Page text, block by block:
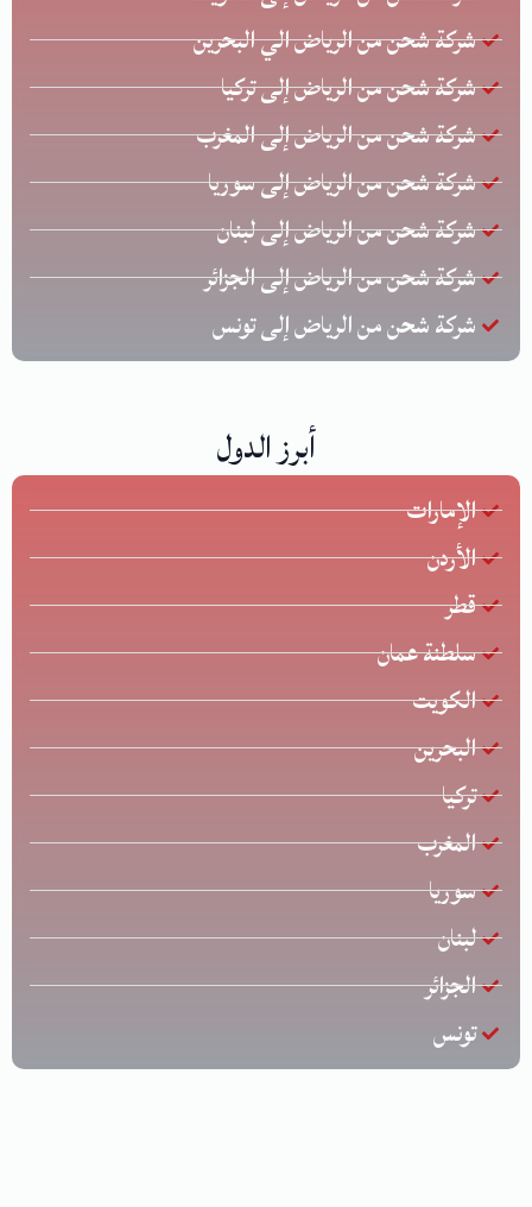
شركة شحن من الرياض الي البحرين
شركة شحن من الرياض إلى تركيا
شركة شحن من الرياض إلى المغرب
شركة شحن من الرياض إلى سوريا
شركة شحن من الرياض إلى لبنان
شركة شحن من الرياض إلى الجزائر
شركة شحن من الرياض إلى تونس
أبرز الدول
الإمارات
الأردن
قطر
سلطنة عمان
الكويت
البحرين
تركيا
المغرب
سوريا
لبنان
الجزائر
تونس